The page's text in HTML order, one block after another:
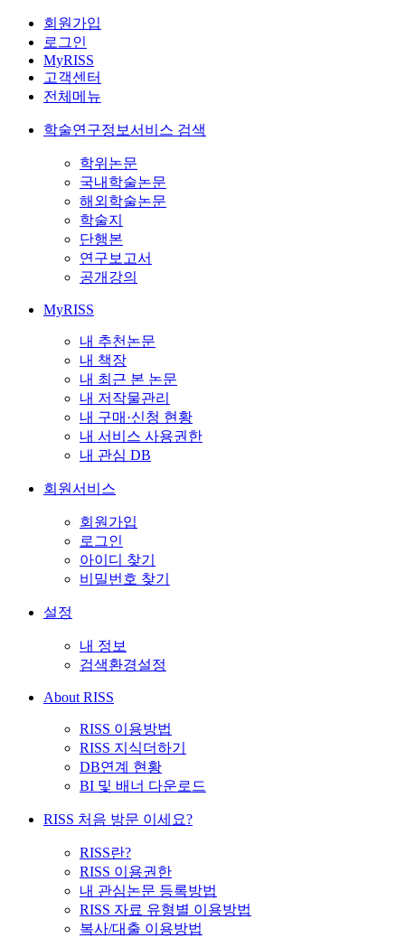
회원가입
로그인
MyRISS
고객센터
전체메뉴
학술연구정보서비스 검색
학위논문
국내학술논문
해외학술논문
학술지
단행본
연구보고서
공개강의
MyRISS
내 추천논문
내 책장
내 최근 본 논문
내 저작물관리
내 구매·신청 현황
내 서비스 사용권한
내 관심 DB
회원서비스
회원가입
로그인
아이디 찾기
비밀번호 찾기
설정
내 정보
검색환경설정
About RISS
RISS 이용방법
RISS 지식더하기
DB연계 현황
BI 및 배너 다운로드
RISS 처음 방문 이세요?
RISS란?
RISS 이용권한
내 관심논문 등록방법
RISS 자료 유형별 이용방법
복사/대출 이용방법